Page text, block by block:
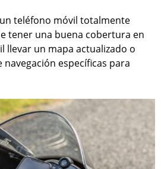
teléfono móvil totalmente
tener una buena cobertura en
llevar un mapa actualizado o
específicas para